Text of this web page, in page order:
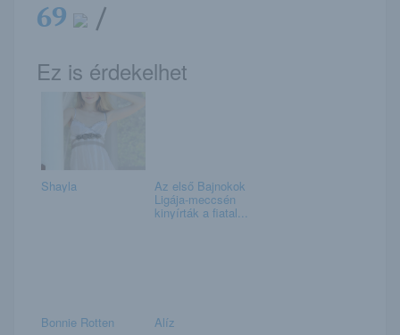
69
/
Ez is érdekelhet
Shayla Az első Bajnokok
Ligája-meccsén
kinyírták a fiatal...
Bonnie Rotten Alíz